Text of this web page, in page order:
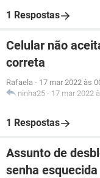
1 Respostas
Celular não
correta
Rafaela - 17 mar 2022 às
ninha25 - 17 mar 2022
1 Respostas
Assunto de
senha esquecida